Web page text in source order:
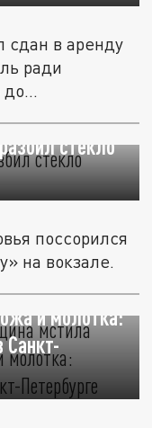
сдан в аренду
ради
стекло
поссорился
на вокзале.
мстила
и молотка:
Санкт-